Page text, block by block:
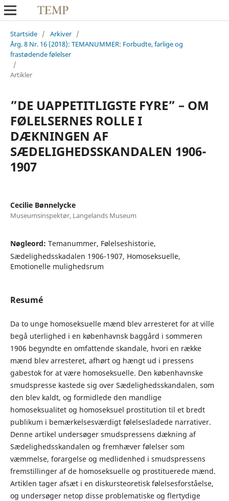
Startside / Arkiver /
Årg. 8 Nr. 16 (2018): TEMANUMMER: Forbudte, farlige og
frastødende følelser
/
Artikler
”DE UAPPETITLIGSTE FYRE” – OM
FØLELSERNES ROLLE I
DÆKNINGEN AF
SÆDELIGHEDSSKANDALEN 1906-
1907
Cecilie Bønnelycke
Museumsinspektør, Langelands Museum
Nøgleord: Temanummer, Følelseshistorie,
Sædelighedsskadalen 1906-1907, Homoseksuelle,
Emotionelle mulighedsrum
Resumé
Da to unge homoseksuelle mænd blev arresteret for at ville
begå uterlighed i en københavnsk baggård i sommeren
1906 begyndte en omfattende skandale, hvori en række
mænd blev arresteret, afhørt og hængt ud i pressens
gabestok for at være homoseksuelle. Den københavnske
smudspresse kastede sig over Sædelighedsskandalen, som
den blev kaldt, og formidlede den mandlige
homoseksualitet og homoseksuel prostitution til et bredt
publikum i bemærkelsesværdigt følelsesladede narrativer.
Denne artikel undersøger smudspressens dækning af
Sædelighedsskandalen og fremhæver følelser som
væmmelse, forargelse og medlidenhed i smudspressens
fremstillinger af de homoseksuelle og prostituerede mænd.
Artiklen tager afsæt i en diskursteoretisk følelsesforståelse,
og undersøger netop disse problematiske og flertydige